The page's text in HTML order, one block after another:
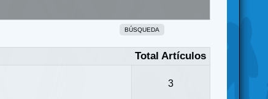
BÚSQUEDA
Total Artículos
3